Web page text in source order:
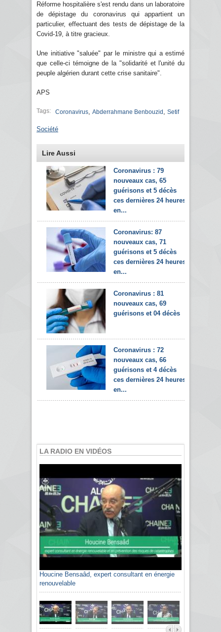
Réforme hospitalière s'est rendu dans un laboratoire
de dépistage du coronavirus qui appartient un
particulier, effectuant des tests de dépistage de la
Covid-19, à titre gracieux.
Une initiative "saluée" par le ministre qui a estimé
que celle-ci témoigne de la "solidarité et l'unité du
peuple algérien durant cette crise sanitaire".
APS
Tags: Coronavirus Abderrahmane Benbouzid Setif
Société
Lire Aussi
Coronavirus : 79
nouveaux cas, 65
guérisons et 5 décès
ces dernières 24 heures
en...
Coronavirus: 87
nouveaux cas, 71
guérisons et 5 décès
ces dernières 24 heures
en...
Coronavirus : 81
nouveaux cas, 69
guérisons et 04 décès
Coronavirus : 72
nouveaux cas, 66
guérisons et 4 décès
ces dernières 24 heures
en...
LA RADIO EN VIDÉOS
Houcine Bensaâd, expert consultant en énergie
renouvelable